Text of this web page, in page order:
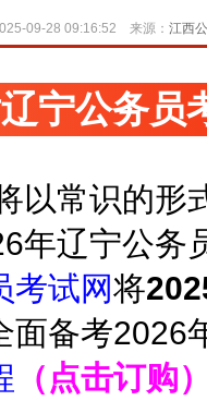
09-28 09:16:52 来源： 江西
宁公务员
以常识的形
年辽宁公务
考试网将
面备考2026
（点击订购